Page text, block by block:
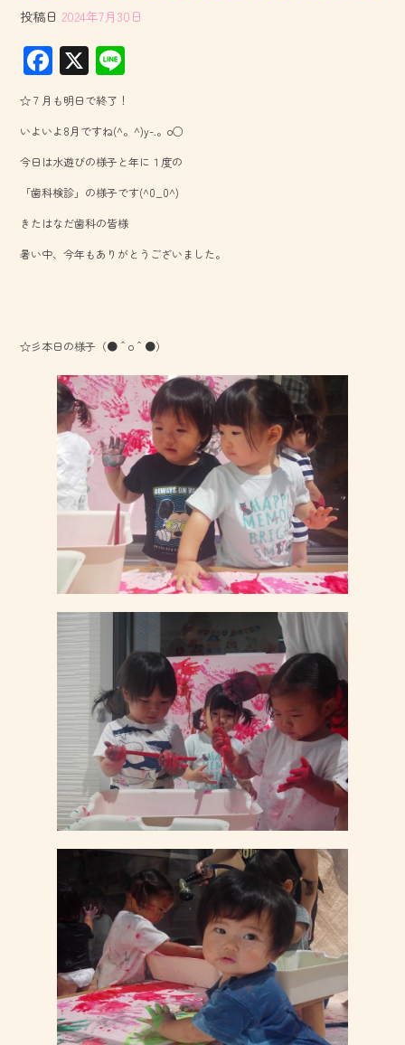
投稿日 2024年7月30日
F
ac
e
b
o
ok
X
☆７月も明日で終了！
いよいよ8月ですね(^。^)y-.。o○
今日は水遊びの様子と年に１度の
「歯科検診」の様子です(^0_0^)
きたはなだ歯科の皆様
暑い中、今年もありがとうございました。
☆彡本日の様子（●＾o＾●）